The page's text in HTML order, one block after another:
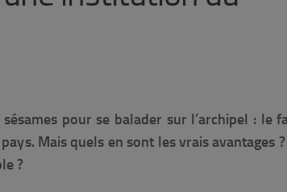
pour se balader sur l’archipel : le
Mais quels en sont les vrais avantages ?
?